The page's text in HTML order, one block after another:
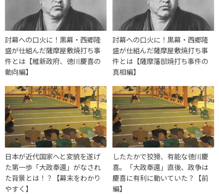
討幕への口火に！黒幕・西郷隆
盛が仕組んだ薩摩屋敷焼打ち事
件とは【維新政府、徳川慶喜の
動向編】
討幕への口火に！黒幕・西郷隆
盛が仕組んだ薩摩屋敷焼打ち事
件とは【薩摩藩邸焼打ち事件の
真相編】
日本が近代国家へと変貌を遂げ
た第一歩「大政奉還」がなされ
た背景とは！？【幕末をわかり
やすく】
したたかで狡猾、有能な徳川慶
喜。「大政奉還」直後、政争は
慶喜に有利に動いていた？【前
編】